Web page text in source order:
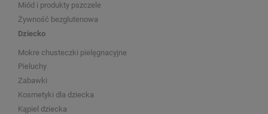
Miód i produkty pszczele
Żywność bezglutenowa
Dziecko
Mokre chusteczki pielęgnacyjne
Pieluchy
Zabawki
Kosmetyki dla dziecka
Kąpiel dziecka